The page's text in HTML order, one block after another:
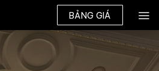
BẢNG GIÁ